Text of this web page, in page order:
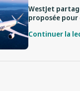
WestJet
proposée
Continuer la